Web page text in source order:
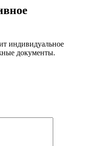
индивидуальное
документы.